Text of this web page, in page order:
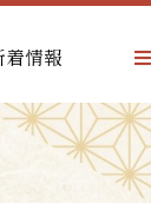
着情報